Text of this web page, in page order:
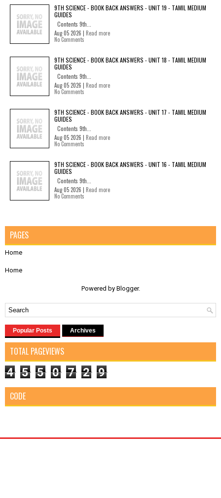
9TH SCIENCE - BOOK BACK ANSWERS - UNIT 19 - TAMIL MEDIUM
GUIDES
Contents 9th...
Aug 05 2026 | Read more
No Comments
9TH SCIENCE - BOOK BACK ANSWERS - UNIT 18 - TAMIL MEDIUM
GUIDES
Contents 9th...
Aug 05 2026 | Read more
No Comments
9TH SCIENCE - BOOK BACK ANSWERS - UNIT 17 - TAMIL MEDIUM
GUIDES
Contents 9th...
Aug 05 2026 | Read more
No Comments
9TH SCIENCE - BOOK BACK ANSWERS - UNIT 16 - TAMIL MEDIUM
GUIDES
Contents 9th...
Aug 05 2026 | Read more
No Comments
PAGES
Home
Home
Powered by Blogger.
Popular Posts Archives
TOTAL PAGEVIEWS
4 5 5 0 7 2 9
CODE